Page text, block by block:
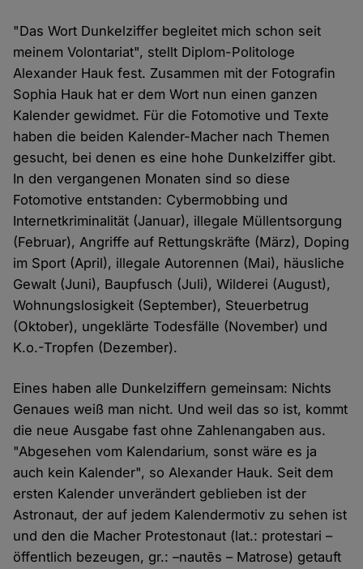
"Das Wort Dunkelziffer begleitet mich schon seit
meinem Volontariat", stellt Diplom-Politologe
Alexander Hauk fest. Zusammen mit der Fotografin
Sophia Hauk hat er dem Wort nun einen ganzen
Kalender gewidmet. Für die Fotomotive und Texte
haben die beiden Kalender-Macher nach Themen
gesucht, bei denen es eine hohe Dunkelziffer gibt.
In den vergangenen Monaten sind so diese
Fotomotive entstanden: Cybermobbing und
Internetkriminalität (Januar), illegale Müllentsorgung
(Februar), Angriffe auf Rettungskräfte (März), Doping
im Sport (April), illegale Autorennen (Mai), häusliche
Gewalt (Juni), Baupfusch (Juli), Wilderei (August),
Wohnungslosigkeit (September), Steuerbetrug
(Oktober), ungeklärte Todesfälle (November) und
K.o.-Tropfen (Dezember).
Eines haben alle Dunkelziffern gemeinsam: Nichts
Genaues weiß man nicht. Und weil das so ist, kommt
die neue Ausgabe fast ohne Zahlenangaben aus.
"Abgesehen vom Kalendarium, sonst wäre es ja
auch kein Kalender", so Alexander Hauk. Seit dem
ersten Kalender unverändert geblieben ist der
Astronaut, der auf jedem Kalendermotiv zu sehen ist
und den die Macher Protestonaut (lat.: protestari –
öffentlich bezeugen, gr.: –nautēs – Matrose) getauft